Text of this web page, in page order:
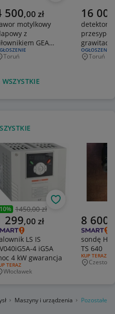
cena
500,00 zł
motylkowy
z
GEA
DN65 DN32
OFERTY:
Toruń
Aktualna
16 000
detektor
RODZAJ
OGŁOSZENIE
Toruń
cena
10% 1450,00 zł
cena
299,00 zł
LS IS
4 iG5A
4 kW gwarancja
OFERTY:
TERAZ
Włocławek
Obserwuj
Aktualna
8 600
sondę
TS 640
RODZAJ
KUP TERAZ
Maszyny i urządzenia Pozostałe